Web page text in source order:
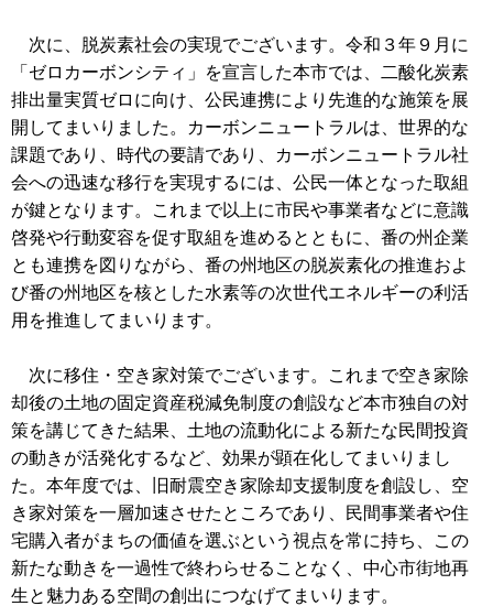
次に、脱炭素社会の実現でございます。令和３年９月に
「ゼロカーボンシティ」を宣言した本市では、二酸化炭素
排出量実質ゼロに向け、公民連携により先進的な施策を展
開してまいりました。カーボンニュートラルは、世界的な
課題であり、時代の要請であり、カーボンニュートラル社
会への迅速な移行を実現するには、公民一体となった取組
が鍵となります。これまで以上に市民や事業者などに意識
啓発や行動変容を促す取組を進めるとともに、番の州企業
とも連携を図りながら、番の州地区の脱炭素化の推進およ
び番の州地区を核とした水素等の次世代エネルギーの利活
用を推進してまいります。
次に移住・空き家対策でございます。これまで空き家除
却後の土地の固定資産税減免制度の創設など本市独自の対
策を講じてきた結果、土地の流動化による新たな民間投資
の動きが活発化するなど、効果が顕在化してまいりまし
た。本年度では、旧耐震空き家除却支援制度を創設し、空
き家対策を一層加速させたところであり、民間事業者や住
宅購入者がまちの価値を選ぶという視点を常に持ち、この
新たな動きを一過性で終わらせることなく、中心市街地再
生と魅力ある空間の創出につなげてまいります。